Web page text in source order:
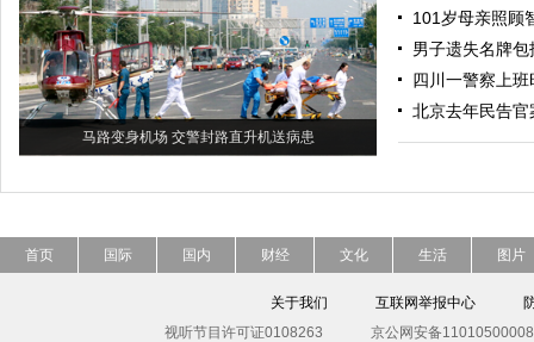
马路变身机场 交警封路直升机送病患
101岁母亲照顾
男子遗失名牌
四川一警察上
北京去年民告
首页 国际 国内 财经 文化 生活 图片
关于我们 互联网举报中心
视听节目许可证0108263
京公网安备